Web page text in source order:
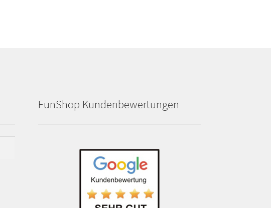
FunShop Kundenbewertungen